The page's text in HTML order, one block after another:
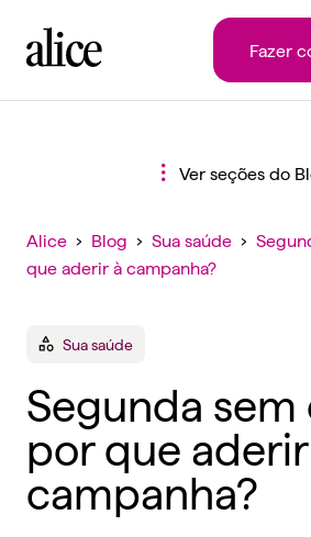
Fazer
Ver seções do
Alice › Blog › Sua saúde ›
que aderir à campanha?
Sua saúde
Segunda sem
por que
campanha?